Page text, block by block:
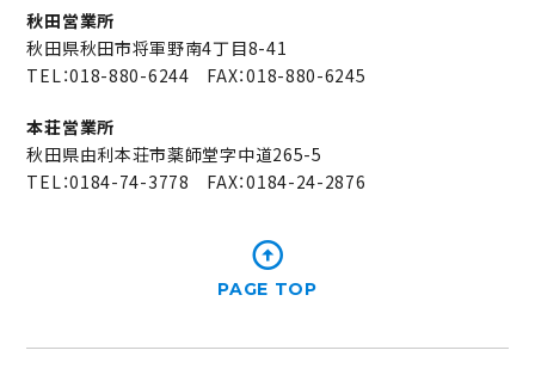
秋田営業所
秋田県秋田市将軍野南4丁目8-41
TEL：018-880-6244 FAX：018-880-6245
本荘営業所
秋田県由利本荘市薬師堂字中道265-5
TEL：0184-74-3778 FAX：0184-24-2876
PAGE TOP